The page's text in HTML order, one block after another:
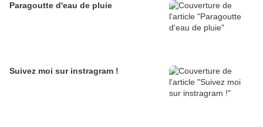
Paragoutte d'eau de pluie
Suivez moi sur instragram !